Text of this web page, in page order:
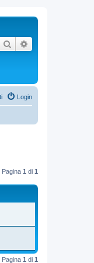
Cerca
Login
Pagina 1 di 1
Pagina 1 di 1